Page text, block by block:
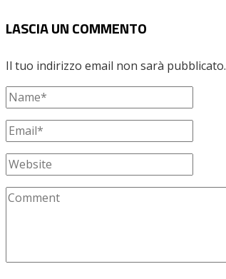
LASCIA UN COMMENTO
Il tuo indirizzo email non sarà pubblicato.